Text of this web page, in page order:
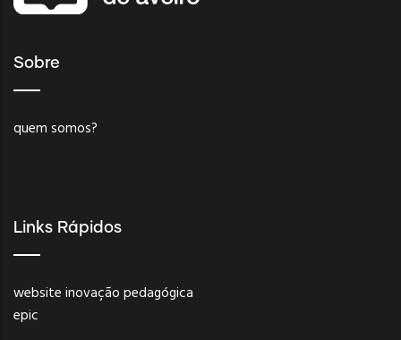
Sobre
quem somos?
Links Rápidos
website inovação pedagógica
epic